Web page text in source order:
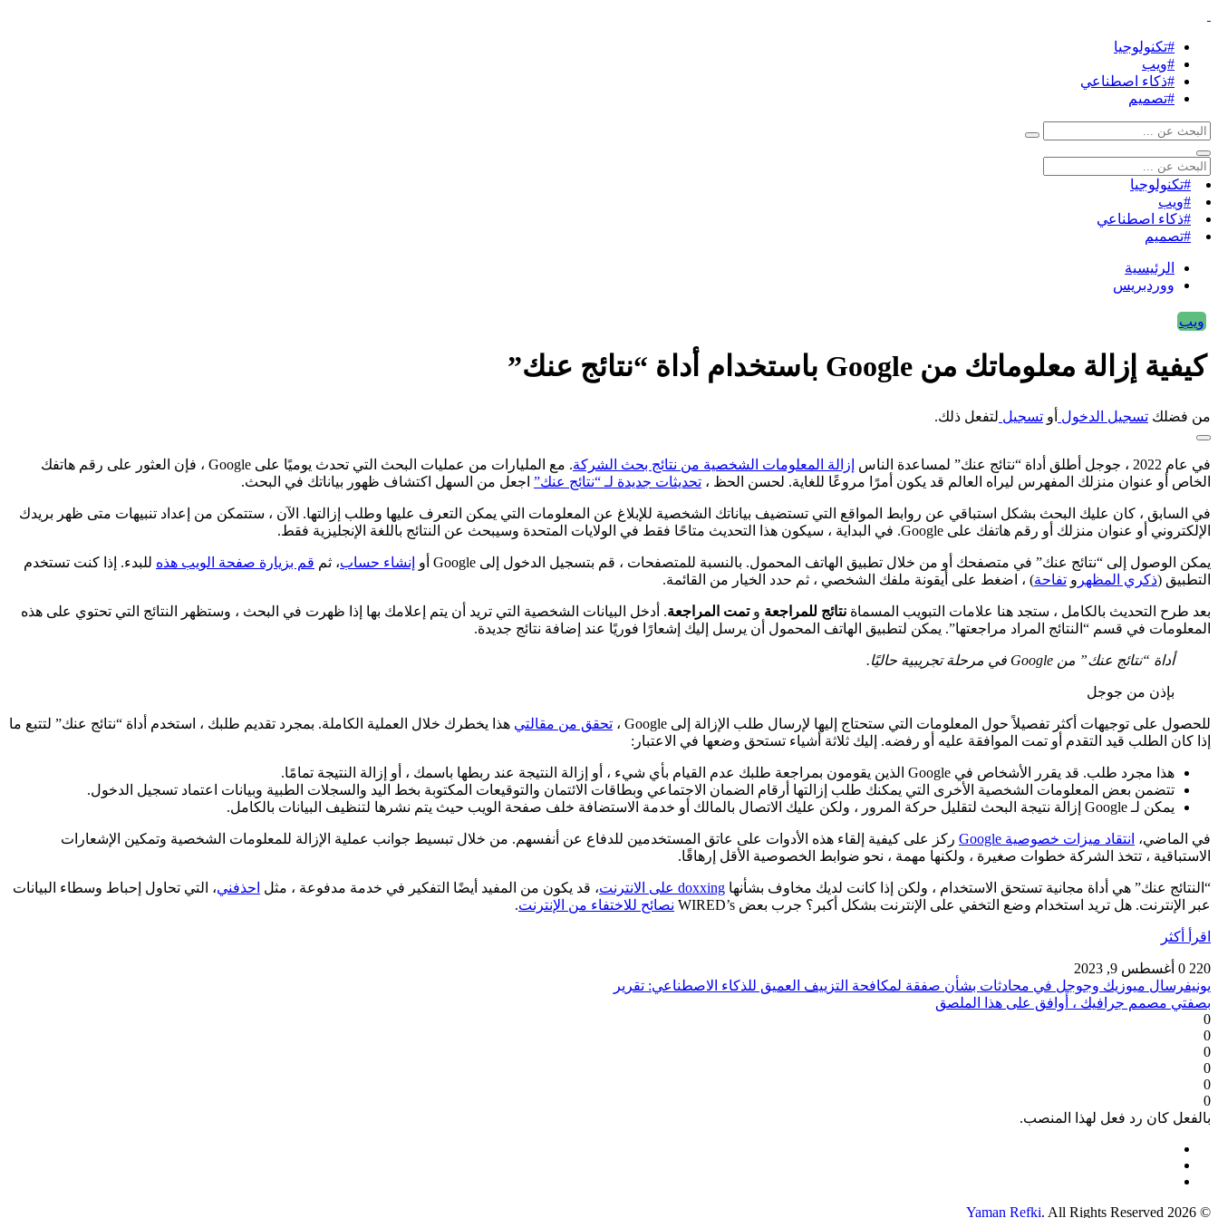
#تكنولوجيا
#ويب
#ذكاء اصطناعي
#تصميم
#تكنولوجيا
#ويب
#ذكاء اصطناعي
#تصميم
الرئيسية
ووردبريس
ويب
كيفية إزالة معلوماتك من Google باستخدام أداة “نتائج عنك”
من فضلك تسجيل الدخول أو تسجيل لتفعل ذلك.
في عام 2022 ، جوجل أطلق أداة “نتائج عنك” لمساعدة الناس إزالة المعلومات الشخصية من نتائج بحث الشركة
. مع المليارات من عمليات البحث التي تحدث يوميًا على Google ، فإن العثور على رقم هاتفك
الخاص أو عنوان منزلك المفهرس ليراه العالم قد يكون أمرًا مروعًا للغاية. لحسن الحظ ، تحديثات جديدة لـ “نتائج عنك” اجعل من السهل اكتشاف ظهور بياناتك في البحث.
في السابق ، كان عليك البحث بشكل استباقي عن روابط المواقع التي تستضيف بياناتك الشخصية للإبلاغ عن المعلومات التي يمكن التعرف عليها وطلب إزالتها. الآن ، ستتمكن من إعداد تنبيهات متى ظهر بريدك
الإلكتروني أو عنوان منزلك أو رقم هاتفك على Google. في البداية ، سيكون هذا التحديث متاحًا فقط في الولايات المتحدة وسيبحث عن النتائج باللغة الإنجليزية فقط.
يمكن الوصول إلى “نتائج عنك” في متصفحك أو من خلال تطبيق الهاتف المحمول. بالنسبة للمتصفحات ، قم بتسجيل الدخول إلى Google أو إنشاء حساب، ثم قم بزيارة صفحة الويب هذه للبدء. إذا كنت تستخدم
التطبيق (ذكري المظهر و تفاحة) ، اضغط على أيقونة ملفك الشخصي ، ثم حدد الخيار من القائمة.
بعد طرح التحديث بالكامل ، ستجد هنا علامات التبويب المسماة نتائج للمراجعة وتمت المراجعة. أدخل البيانات الشخصية التي تريد أن يتم إعلامك بها إذا ظهرت في البحث ، وستظهر النتائج التي تحتوي على هذه
المعلومات في قسم “النتائج المراد مراجعتها”. يمكن لتطبيق الهاتف المحمول أن يرسل إليك إشعارًا فوريًا عند إضافة نتائج جديدة.
أداة “نتائج عنك” من Google في مرحلة تجريبية حاليًا.
بإذن من جوجل
للحصول على توجيهات أكثر تفصيلاً حول المعلومات التي ستحتاج إليها لإرسال طلب الإزالة إلى Google ، تحقق من مقالتي هذا يخطرك خلال العملية الكاملة. بمجرد تقديم طلبك ، استخدم أداة “نتائج عنك” لتتبع ما
إذا كان الطلب قيد التقدم أو تمت الموافقة عليه أو رفضه. إليك ثلاثة أشياء تستحق وضعها في الاعتبار:
هذا مجرد طلب. قد يقرر الأشخاص في Google الذين يقومون بمراجعة طلبك عدم القيام بأي شيء ، أو إزالة النتيجة عند ربطها باسمك ، أو إزالة النتيجة تمامًا.
تتضمن بعض المعلومات الشخصية الأخرى التي يمكنك طلب إزالتها أرقام الضمان الاجتماعي وبطاقات الائتمان والتوقيعات المكتوبة بخط اليد والسجلات الطبية وبيانات اعتماد تسجيل الدخول.
يمكن لـ Google إزالة نتيجة البحث لتقليل حركة المرور ، ولكن عليك الاتصال بالمالك أو خدمة الاستضافة خلف صفحة الويب حيث يتم نشرها لتنظيف البيانات بالكامل.
في الماضي، انتقاد ميزات خصوصية Google
ركز على كيفية إلقاء هذه الأدوات على عاتق المستخدمين للدفاع عن أنفسهم. من خلال تبسيط جوانب عملية الإزالة للمعلومات الشخصية وتمكين الإشعارات
الاستباقية ، تتخذ الشركة خطوات صغيرة ، ولكنها مهمة ، نحو ضوابط الخصوصية الأقل إرهاقًا.
“النتائج عنك” هي أداة مجانية تستحق الاستخدام ، ولكن إذا كانت لديك مخاوف بشأنها doxxing على الانترنت ، قد يكون من المفيد أيضًا التفكير في خدمة مدفوعة ، مثل احذفني، التي تحاول إحباط وسطاء البيانات
عبر الإنترنت. هل تريد استخدام وضع التخفي على الإنترنت بشكل أكبر؟ جرب بعض WIRED’s
نصائح للاختفاء من الإنترنت.
اقرأ أكثر
220
0 أغسطس 9, 2023
يونيفرسال ميوزيك وجوجل في محادثات بشأن صفقة لمكافحة التزييف العميق للذكاء الاصطناعي: تقرير
بصفتي مصمم جرافيك ، أوافق على هذا الملصق
0
0
0
0
0
0
بالفعل كان رد فعل لهذا المنصب.
© 2026
Yaman Refki. All Rights Reserved